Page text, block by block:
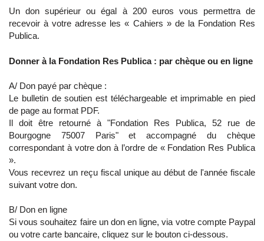
Un don supérieur ou égal à 200 euros vous permettra de
recevoir à votre adresse les « Cahiers » de la Fondation Res
Publica.
Donner à la Fondation Res Publica : par chèque ou en ligne
A/ Don payé par chèque :
Le bulletin de soutien est téléchargeable et imprimable en pied
de page au format PDF.
Il doit être retourné à "Fondation Res Publica, 52 rue de
Bourgogne 75007 Paris" et accompagné du chèque
correspondant à votre don à l’ordre de « Fondation Res Publica
».
Vous recevrez un reçu fiscal unique au début de l'année fiscale
suivant votre don.
B/ Don en ligne
Si vous souhaitez faire un don en ligne, via votre compte Paypal
ou votre carte bancaire, cliquez sur le bouton ci-dessous.